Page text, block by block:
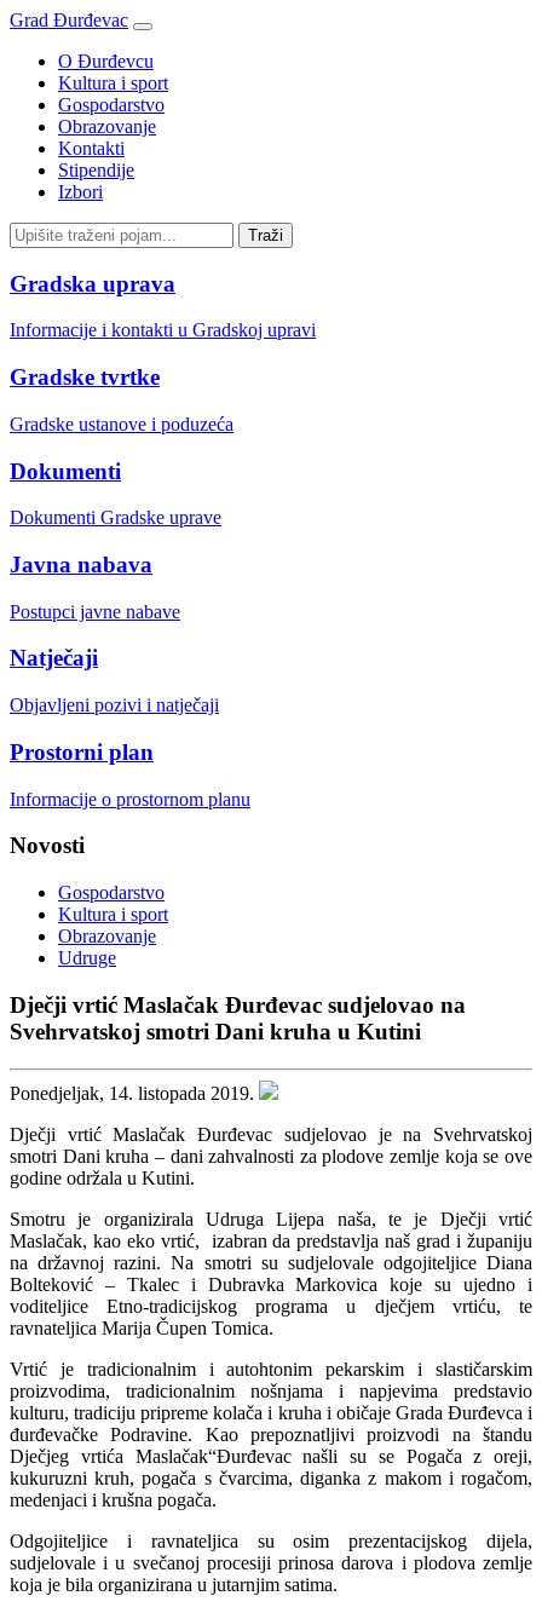
Grad Đurđevac
O Đurđevcu
Kultura i sport
Gospodarstvo
Obrazovanje
Kontakti
Stipendije
Izbori
Gradska uprava
Informacije i kontakti u Gradskoj upravi
Gradske tvrtke
Gradske ustanove i poduzeća
Dokumenti
Dokumenti Gradske uprave
Javna nabava
Postupci javne nabave
Natječaji
Objavljeni pozivi i natječaji
Prostorni plan
Informacije o prostornom planu
Novosti
Gospodarstvo
Kultura i sport
Obrazovanje
Udruge
Dječji vrtić Maslačak Đurđevac sudjelovao na
Svehrvatskoj smotri Dani kruha u Kutini
Ponedjeljak, 14. listopada 2019.
Dječji vrtić Maslačak Đurđevac sudjelovao je na Svehrvatskoj
smotri Dani kruha – dani zahvalnosti za plodove zemlje koja se ove
godine održala u Kutini.
Smotru je organizirala Udruga Lijepa naša, te je Dječji vrtić
Maslačak, kao eko vrtić, izabran da predstavlja naš grad i županiju
na državnoj razini. Na smotri su sudjelovale odgojiteljice Diana
Bolteković – Tkalec i Dubravka Markovica koje su ujedno i
voditeljice Etno-tradicijskog programa u dječjem vrtiću, te
ravnateljica Marija Čupen Tomica.
Vrtić je tradicionalnim i autohtonim pekarskim i slastičarskim
proizvodima, tradicionalnim nošnjama i napjevima predstavio
kulturu, tradiciju pripreme kolača i kruha i običaje Grada Đurđevca i
đurđevačke Podravine. Kao prepoznatljivi proizvodi na štandu
Dječjeg vrtića Maslačak“Đurđevac našli su se Pogača z oreji,
kukuruzni kruh, pogača s čvarcima, diganka z makom i rogačom,
medenjaci i krušna pogača.
Odgojiteljice i ravnateljica su osim prezentacijskog dijela,
sudjelovale i u svečanoj procesiji prinosa darova i plodova zemlje
koja je bila organizirana u jutarnjim satima.